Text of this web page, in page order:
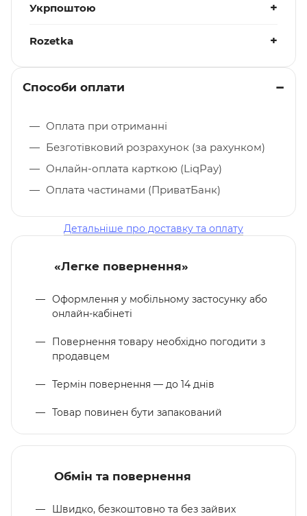
Укрпоштою
Rozetka
Способи оплати
Оплата при отриманні
Безготівковий розрахунок (за рахунком)
Онлайн-оплата карткою (LiqPay)
Оплата частинами (ПриватБанк)
Детальніше про доставку та оплату
«Легке повернення»
Оформлення у мобільному застосунку або
онлайн-кабінеті
Повернення товару необхідно погодити з
продавцем
Термін повернення — до 14 днів
Товар повинен бути запакований
Обмін та повернення
Швидко, безкоштовно та без зайвих